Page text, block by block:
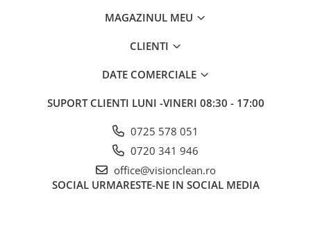
Intretinere panouri solare
Detergenti panouri solare
Echipamente panouri solare
MAGAZINUL MEU
CLIENTI
DATE COMERCIALE
SUPORT CLIENTI LUNI -VINERI 08:30 - 17:00
0725 578 051
0720 341 946
office@visionclean.ro
SOCIAL URMARESTE-NE IN SOCIAL MEDIA